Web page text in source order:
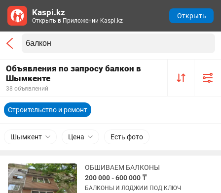
Объявления по запросу балкон в
Шымкенте
38 объявлений
Строительство и ремонт
Шымкент Цена Есть фото
ОБШИВАЕМ БАЛКОНЫ
200 000 - 600 000 ₸
БАЛКОНЫ И ЛОДЖИИ ПОД КЛЮЧ
Kaspi.kz
Открыть в Приложении Kaspi.kz
Открыть